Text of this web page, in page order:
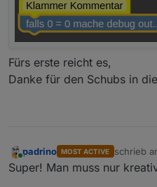
Fürs erste reicht es,
Danke für den Schubs in
Online
padrino MOST ACTIVE schrieb
zuletzt
Super! Man muss nur